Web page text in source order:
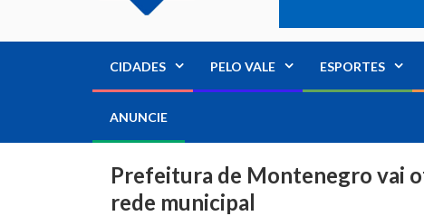
CIDADES PELO VALE ESPORTES
ANUNCIE
Prefeitura de Montenegro vai
rede municipal